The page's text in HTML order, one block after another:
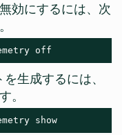
効にするには、次
off
生成するには、
。
show